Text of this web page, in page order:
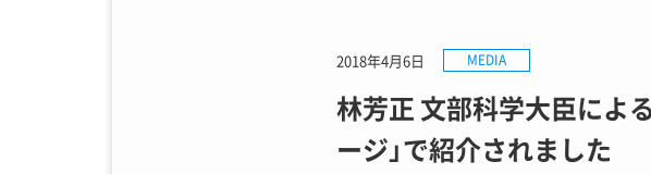
林芳正 文部科学大臣によ
ージ」で紹介されました
2018年4月6日 MEDIA